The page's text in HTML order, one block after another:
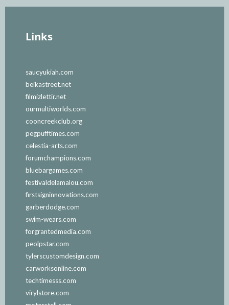
Links
saucyukiah.com
beikastreet.net
filmizlettir.net
ourmultiworlds.com
cooncreekclub.org
pegpufftimes.com
celestia-arts.com
forumchampions.com
bluebargames.com
festivaldelamalou.com
firstsigninnovations.com
garberdodge.com
swim-wears.com
forgrantedmedia.com
peolpstar.com
tylerscustomdesign.com
carworksonline.com
techtimesss.com
virylstore.com